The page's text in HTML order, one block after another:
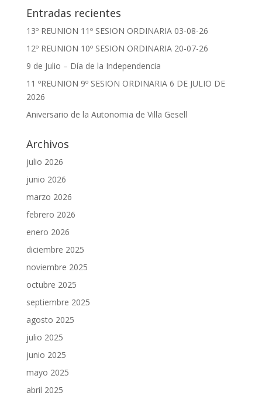
Entradas recientes
13º REUNION 11º SESION ORDINARIA 03-08-26
12º REUNION 10º SESION ORDINARIA 20-07-26
9 de Julio – Día de la Independencia
11 ºREUNION 9º SESION ORDINARIA 6 DE JULIO DE
2026
Aniversario de la Autonomia de Villa Gesell
Archivos
julio 2026
junio 2026
marzo 2026
febrero 2026
enero 2026
diciembre 2025
noviembre 2025
octubre 2025
septiembre 2025
agosto 2025
julio 2025
junio 2025
mayo 2025
abril 2025